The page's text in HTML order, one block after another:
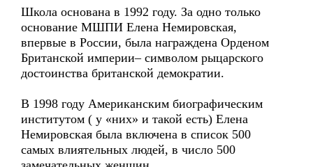
Школа основана в 1992 году. За одно только
основание МШПИ Елена Немировская,
впервые в России, была награждена Орденом
Британской империи– символом рыцарского
достоинства британской демократии.
В 1998 году Американским биографическим
институтом ( у «них» и такой есть) Елена
Немировская была включена в список 500
самых влиятельных людей, в число 500